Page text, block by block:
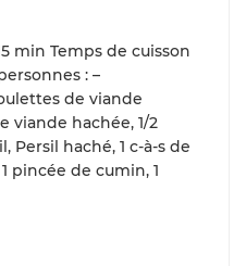
min Temps de cuisson
: –
de viande
viande hachée, 1/2
Persil haché, 1 c-à-s de
pincée de cumin, 1